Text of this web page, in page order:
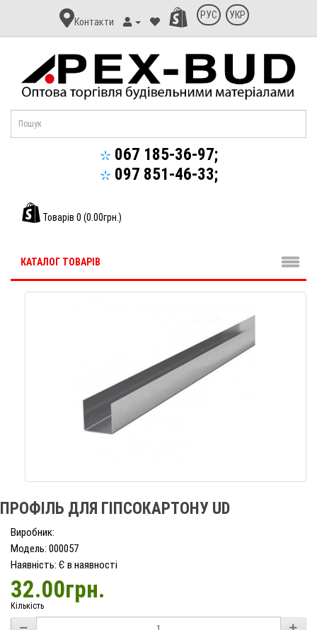
Контакт
Апекс-
Контакти
РУС УКР
067 185-36-97;
097 851-46-33;
Товарів 0 (0.00грн.)
КАТАЛОГ ТОВАРІВ
ПРОФІЛЬ ДЛЯ ГІПСОКАРТОНУ UD
Виробник:
Модель: 000057
Наявність: Є в наявності
32.00грн.
Кількість